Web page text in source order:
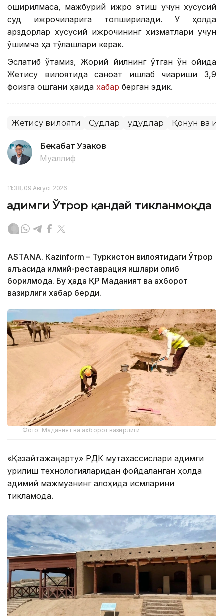
оширилмаса, мажбурий ижро этиш учун хусусий
суд ижрочиларига топширилади. У ҳолда
қарздорлар хусусий ижрочининг хизматлари учун
қўшимча ҳақ тўлашлари керак.
Эслатиб ўтамиз, Жорий йилнинг ўтган ўн ойида
Жетису вилоятида саноат ишлаб чиқариши 3,9
фоизга ошгани ҳақида хабар берган эдик.
Жетису вилояти Судлар Ҳудудлар Қонун ва
Бекабат Узаков
Муаллиф
11:38, 09 Август 2026
Қадимги Ўтрор қандай тикланмоқда
ASTANА. Кazinform – Туркистон вилоятидаги Ўтрор
қалъасида илмий-реставрация ишлари олиб
борилмоқда. Бу ҳақда ҚР Маданият ва ахборот
вазирлиги хабар берди.
Фото: Маданият ва ахборот вазирлиги
«Қазқайтажаңарту» РДК мутахассислари қадимги
қурилиш технологияларидан фойдаланган ҳолда
қадимий мажмуанинг алоҳида қисмларини
тикламоқда.